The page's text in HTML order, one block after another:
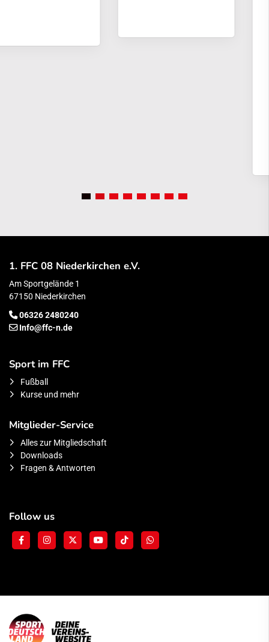
1. FFC 08 Niederkirchen e.V.
Am Sportgelände 1
67150 Niederkirchen
06326 2480240
Info@ffc-n.de
Sport im FFC
Fußball
Kurse und mehr
Mitglieder-Service
Alles zur Mitgliedschaft
Downloads
Fragen & Antworten
Follow us